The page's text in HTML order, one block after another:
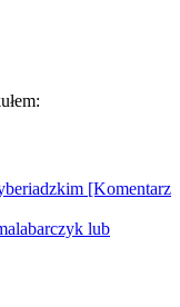
[Komentarz
lub